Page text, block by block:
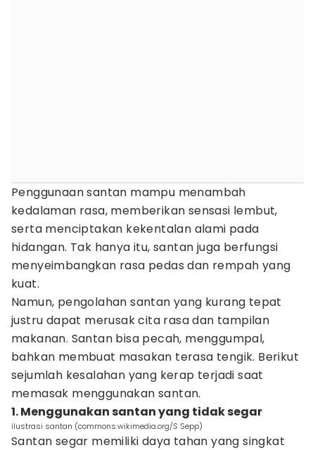
Penggunaan santan mampu menambah
kedalaman rasa, memberikan sensasi lembut,
serta menciptakan kekentalan alami pada
hidangan. Tak hanya itu, santan juga berfungsi
menyeimbangkan rasa pedas dan rempah yang
kuat.
Namun, pengolahan santan yang kurang tepat
justru dapat merusak cita rasa dan tampilan
makanan. Santan bisa pecah, menggumpal,
bahkan membuat masakan terasa tengik. Berikut
sejumlah kesalahan yang kerap terjadi saat
memasak menggunakan santan.
1. Menggunakan santan yang tidak segar
ilustrasi santan (commons.wikimedia.org/S Sepp)
Santan segar memiliki daya tahan yang singkat